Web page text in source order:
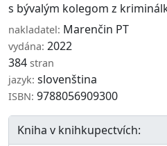
s bývalým kolegom z
nakladatel: Marenčin PT
vydána: 2022
384 stran
jazyk: slovenština
ISBN: 9788056909300
Kniha v knihkupectvích: